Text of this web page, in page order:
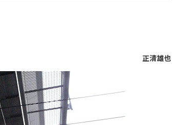
正清雄也